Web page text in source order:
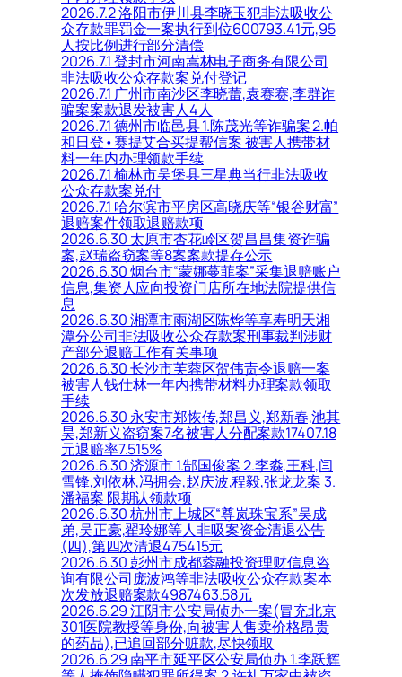
2026.7.2 洛阳市伊川县李晓玉犯非法吸收公
众存款罪罚金一案执行到位600793.41元,95
人按比例进行部分清偿
2026.7.1 登封市河南嵩林电子商务有限公司
非法吸收公众存款案兑付登记
2026.7.1 广州市南沙区李晓蕾,袁赛赛,李群诈
骗案案款退发被害人4人
2026.7.1 德州市临邑县 1.陈茂光等诈骗案 2.帕
和日登•赛提艾合买提帮信案 被害人携带材
料一年内办理领款手续
2026.7.1 榆林市吴堡县三星典当行非法吸收
公众存款案兑付
2026.7.1 哈尔滨市平房区高晓庆等“银谷财富”
退赔案件领取退赔款项
2026.6.30 太原市杏花岭区贺昌昌集资诈骗
案,赵瑞盗窃案等8案案款提存公示
2026.6.30 烟台市“蒙娜蔓菲案”采集退赔账户
信息,集资人应向投资门店所在地法院提供信
息
2026.6.30 湘潭市雨湖区陈烨等享寿明天湘
潭分公司非法吸收公众存款案刑事裁判涉财
产部分退赔工作有关事项
2026.6.30 长沙市芙蓉区贺伟责令退赔一案
被害人钱仕林一年内携带材料办理案款领取
手续
2026.6.30 永安市郑恢传,郑昌义,郑新春,池其
昊,郑新义盗窃案7名被害人分配案款17407.18
元退赔率7.515%
2026.6.30 济源市 1.郜国俊案 2.李淼,王科,闫
雪锋,刘依林,冯拥会,赵庆波,程毅,张龙龙案 3.
潘福案 限期认领款项
2026.6.30 杭州市上城区“尊岚珠宝系”吴成
弟,吴正豪,翟玲娜等人非吸案资金清退公告
(四),第四次清退475415元
2026.6.30 彭州市成都蓉融投资理财信息咨
询有限公司庞波鸿等非法吸收公众存款案本
次发放退赔案款4987463.58元
2026.6.29 江阴市公安局侦办一案(冒充北京
301医院教授等身份,向被害人售卖价格昂贵
的药品),已追回部分赃款,尽快领取
2026.6.29 南平市延平区公安局侦办 1.李跃辉